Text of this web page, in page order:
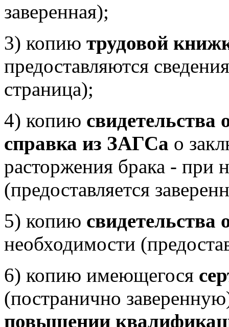
заверенная);
3) копию трудовой
предоставляются
страница);
4) копию
справка из ЗАГСа о
расторжения брака - при
(предоставляется
5) копию свидетельства
необходимости
6) копию имеющегося
(постранично
повышении